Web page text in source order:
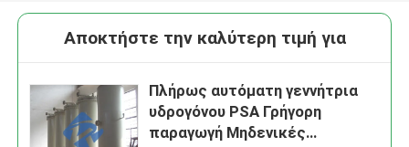
Αποκτήστε την καλύτερη τιμή για
Πλήρως αυτόματη γεννήτρια
υδρογόνου PSA Γρήγορη
παραγωγή Μηδενικές